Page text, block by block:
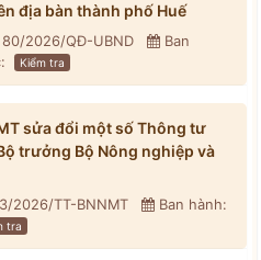
địa bàn thành phố Huế
80/2026/QĐ-UBND
Ban
Kiểm tra
sửa đổi một số Thông tư
trưởng Bộ Nông nghiệp và
2026/TT-BNNMT
Ban hành:
tra